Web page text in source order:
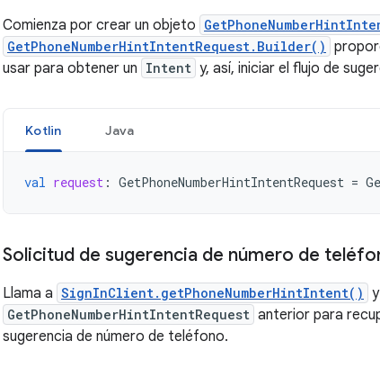
Comienza por crear un objeto
GetPhoneNumberHintIntentRequest.Builder()
usar para obtener un Intent y, así, iniciar el flujo de
Kotlin Java
val request : GetPhoneNumberHintIntentRequest =
Solicitud de sugerencia de número de
Llama a SignInClient.getPhoneNumberHintIntent()
GetPhoneNumberHintIntentRequest anterior para
sugerencia de número de teléfono.